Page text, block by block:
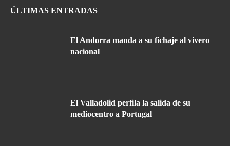
ÚLTIMAS ENTRADAS
El Andorra manda a su fichaje al vivero
nacional
El Valladolid perfila la salida de su
mediocentro a Portugal